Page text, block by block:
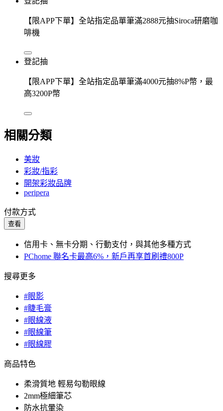
【限APP下單】全站指定品單筆滿2888元抽Siroca研磨咖
啡機
登記抽
【限APP下單】全站指定品單筆滿4000元抽8%P幣，最
高3200P幣
相關分類
美妝
彩妝/指彩
開架彩妝品牌
peripera
付款方式
查看
信用卡、無卡分期、行動支付，與其他多種方式
PChome 聯名卡最高6%，新戶再享首刷禮800P
搜尋更多
#眼影
#睫毛膏
#眼線液
#眼線筆
#眼線膠
商品特色
柔滑質地 輕易勾勒眼線
2mm極細筆芯
防水抗暈染